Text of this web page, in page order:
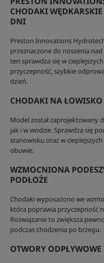
CHODAKI
DNI
Preston Innovations
przeznaczone do noszenia
ten sprawdza się w
przyczepność, szybkie
dzień.
CHODAKI NA
Model został zaprojektowany
jak i w wodzie. Sprawdza się
stanowisku oraz w
obuwie.
WZMOCNIONA
PODŁOŻE
Chodaki wyposażono we
która poprawia przyczepność
Rozwiązanie to zwiększa
podczas chodzenia po brzegu.
OTWORY ODPŁYWOWE